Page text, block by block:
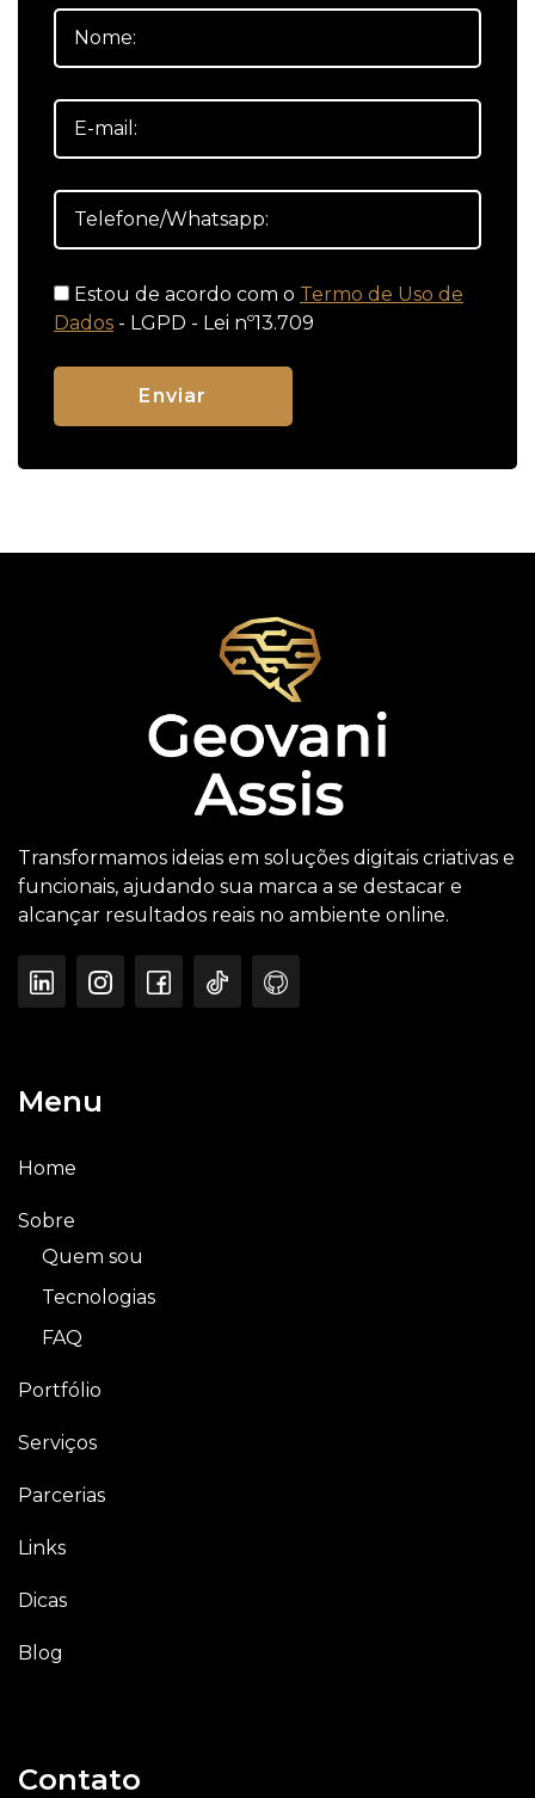
Estou de acordo com o Termo de Uso de
Dados - LGPD - Lei nº13.709
Transformamos ideias em soluções digitais criativas e
funcionais, ajudando sua marca a se destacar e
alcançar resultados reais no ambiente online.
Menu
Home
Sobre
Quem sou
Tecnologias
FAQ
Portfólio
Serviços
Parcerias
Links
Dicas
Blog
Contato